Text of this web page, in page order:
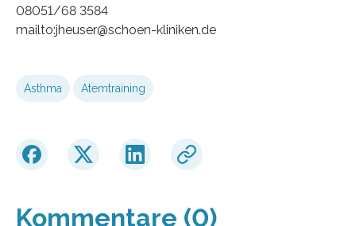
08051/68 3584
mailto:jheuser@schoen-kliniken.de
Asthma Atemtraining
Kommentare (0)